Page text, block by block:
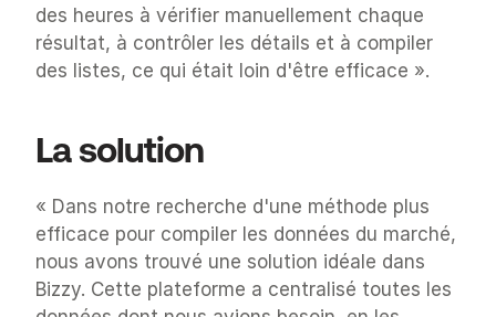
des heures à vérifier manuellement chaque
résultat, à contrôler les détails et à compiler
des listes, ce qui était loin d'être efficace ».
La solution
« Dans notre recherche d'une méthode plus
efficace pour compiler les données du marché,
nous avons trouvé une solution idéale dans
Bizzy. Cette plateforme a centralisé toutes les